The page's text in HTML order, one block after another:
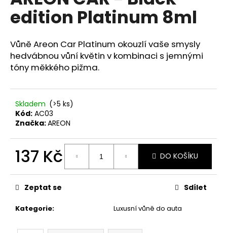
z
hvězdiček.
edition Platinum 8ml
Vůně Areon Car Platinum okouzlí vaše smysly
hedvábnou vůní květin v kombinaci s jemnými
tóny měkkého pižma.
Skladem (>5 ks)
Kód: AC03
Značka:AREON
137 Kč
cena:
DO KOŠÍKU
Kategorie: Luxusní vůně do auta
Zeptat se Sdílet
a
j
í
t
?
o
p